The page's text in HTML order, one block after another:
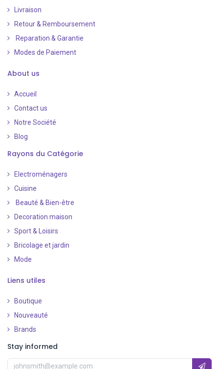
Livraison
Retour & Remboursement
Reparation & Garantie
Modes de Paiement
About us
Accueil
Contact us
Notre Société
Blog
Rayons du Catégorie
Electroménagers
Cuisine
Beauté & Bien-être
Decoration maison
Sport & Loisirs
Bricolage et jardin
Mode
Liens utiles
Boutique
Nouveauté
Brands
Stay informed